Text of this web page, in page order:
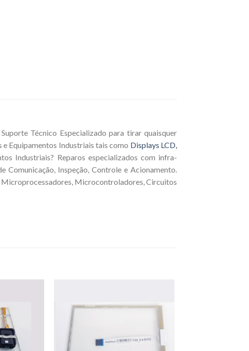
Técnico Especializado para tirar quaisquer
Equipamentos Industriais tais como Displays LCD,
Industriais? Reparos especializados com infra-
Comunicação, Inspeção, Controle e Acionamento.
Microprocessadores, Microcontroladores, Circuitos